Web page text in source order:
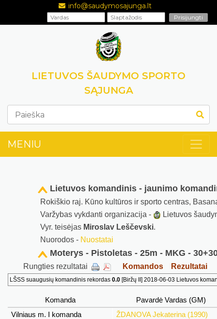
info@saudymosajunga.lt
LIETUVOS ŠAUDYMO SPORTO
SĄJUNGA
MENIU
Lietuvos komandinis - jaunimo
Rokiškio raj. Kūno kultūros ir sporto centras,
Varžybas vykdanti organizacija -
Lietuvos
Vyr. teisėjas Miroslav Leščevski.
Nuorodos - Nuostatai
Moterys - Pistoletas - 25m - MKG -
Rungties rezultatai Komandos Rezultatai
LŠSS suaugusių komandinis rekordas 0.0 [Biržų II] 2018-06-03 Lietuvos
Komanda
Pavardė Vardas (GM)
Vilniaus m. I komanda
ŽDANOVA Jekaterina (1990)